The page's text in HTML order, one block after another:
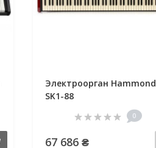
Электроорган Hammond
SK1-88
0
67 686 ₴